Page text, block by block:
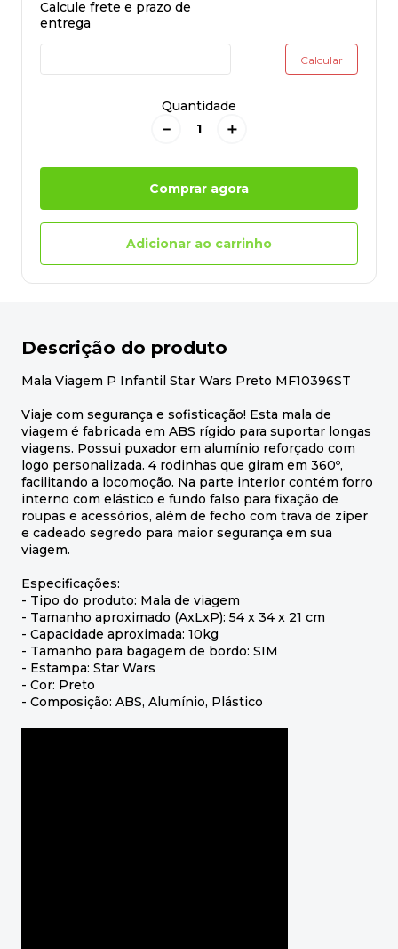
Quantidade
＋
－
Comprar agora
Adicionar ao carrinho
Descrição do produto
Mala Viagem P Infantil Star Wars Preto MF10396ST
Viaje com segurança e sofisticação! Esta mala de
viagem é fabricada em ABS rígido para suportar longas
viagens. Possui puxador em alumínio reforçado com
logo personalizada. 4 rodinhas que giram em 360º,
facilitando a locomoção. Na parte interior contém forro
interno com elástico e fundo falso para fixação de
roupas e acessórios, além de fecho com trava de zíper
e cadeado segredo para maior segurança em sua
viagem.
Especificações:
- Tipo do produto: Mala de viagem
- Tamanho aproximado (AxLxP): 54 x 34 x 21 cm
- Capacidade aproximada: 10kg
- Tamanho para bagagem de bordo: SIM
- Estampa: Star Wars
- Cor: Preto
- Composição: ABS, Alumínio, Plástico